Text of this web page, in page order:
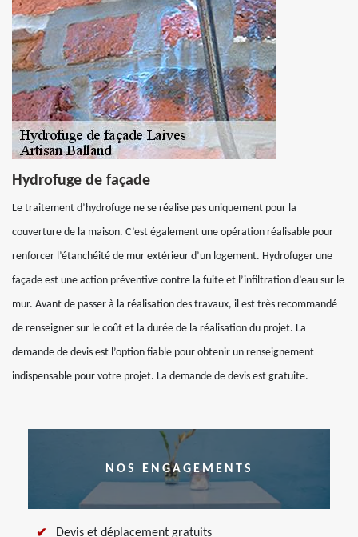
Hydrofuge de façade
Le traitement d’hydrofuge ne se réalise pas uniquement pour la
couverture de la maison. C’est également une opération réalisable pour
renforcer l’étanchéité de mur extérieur d’un logement. Hydrofuger une
façade est une action préventive contre la fuite et l’infiltration d’eau sur le
mur. Avant de passer à la réalisation des travaux, il est très recommandé
de renseigner sur le coût et la durée de la réalisation du projet. La
demande de devis est l’option fiable pour obtenir un renseignement
indispensable pour votre projet. La demande de devis est gratuite.
NOS ENGAGEMENTS
Devis et déplacement gratuits